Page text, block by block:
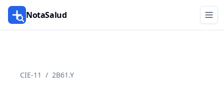
NotaSalud
CIE-11 / 2B61.Y